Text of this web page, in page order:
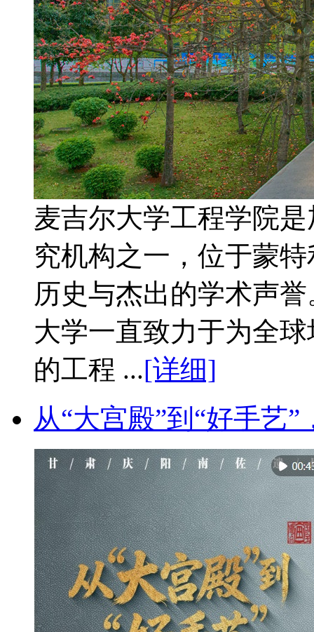
麦吉尔大学工程学院
究机构之一，位于蒙
历史与杰出的学术声
大学一直致力于为全
的工程 ...[详细]
从“大宫殿”到“好手艺